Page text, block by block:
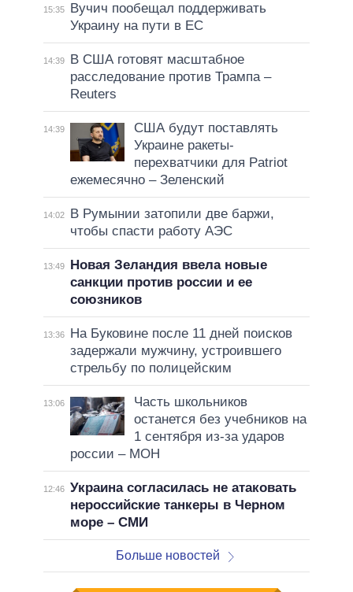
15:35
Вучич пообещал поддерживать
Украину на пути в ЕС
14:39
В США готовят масштабное
расследование против Трампа –
Reuters
14:39
США будут поставлять
Украине ракеты-
перехватчики для Patriot
ежемесячно – Зеленский
14:02
В Румынии затопили две баржи,
чтобы спасти работу АЭС
13:49
Новая Зеландия ввела новые
санкции против россии и ее
союзников
13:36
На Буковине после 11 дней поисков
задержали мужчину, устроившего
стрельбу по полицейским
13:06
Часть школьников
останется без учебников на
1 сентября из-за ударов
россии – МОН
12:46 Украина согласилась не атаковать
нероссийские танкеры в Черном
море – СМИ
Больше новостей